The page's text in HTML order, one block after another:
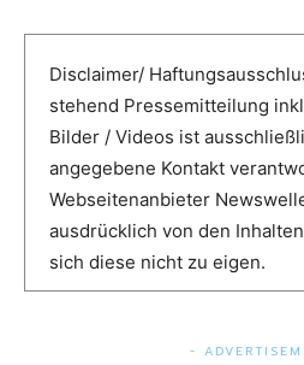
Disclaimer/
stehend Pressemitteilung
Bilder / Videos ist
angegebene Kontakt
Webseitenanbieter
ausdrücklich von den
sich diese nicht zu eigen.
-